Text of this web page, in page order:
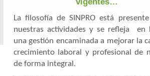
La filosofía de SINPRO está
nuestras actividades y se refleja en
una gestión encaminada a mejorar la
crecimiento laboral y profesional de
de forma integral.